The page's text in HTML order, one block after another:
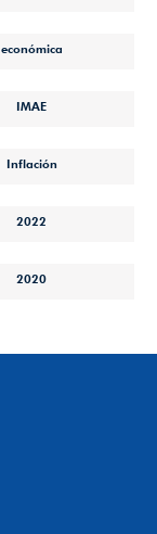
económica
IMAE
Inflación
2022
2020